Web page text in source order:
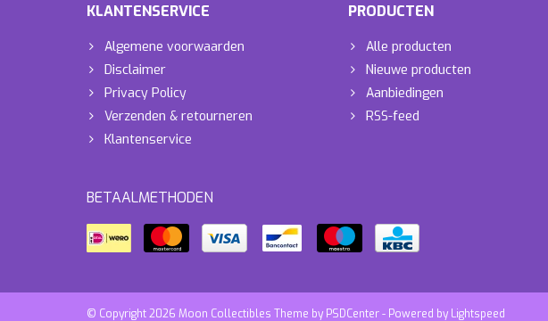
KLANTENSERVICE
Algemene voorwaarden
Disclaimer
Privacy Policy
Verzenden & retourneren
Klantenservice
PRODUCTEN
Alle producten
Nieuwe producten
Aanbiedingen
RSS-feed
BETAALMETHODEN
© Copyright 2026 Moon Collectibles Theme by PSDCenter- Powered by Lightspeed